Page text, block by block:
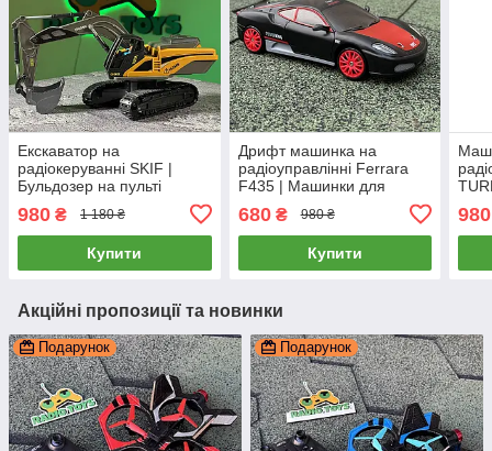
Екскаватор на
радіокеруванні SKIF |
Бульдозер на пульті
управління | Екскаватор
на радіоуправлінні
980 ₴ 1 180 ₴
Купити
Дрифт машинка на
радіоуправлінні Ferrara
F435 | Машинки для
управління | Дрифт
машина на радіокеруванні
680₴ 980 ₴
Купити
980
Акційні пропозиції та новинки
Подарунок Подарунок